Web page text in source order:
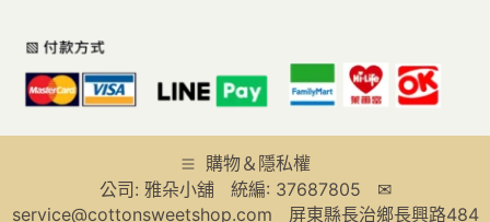
購物＆隱私權
公司: 雅朵小舖 統編: 37687805 ✉
service@cottonsweetshop.com 屏東縣長治鄉長興路484